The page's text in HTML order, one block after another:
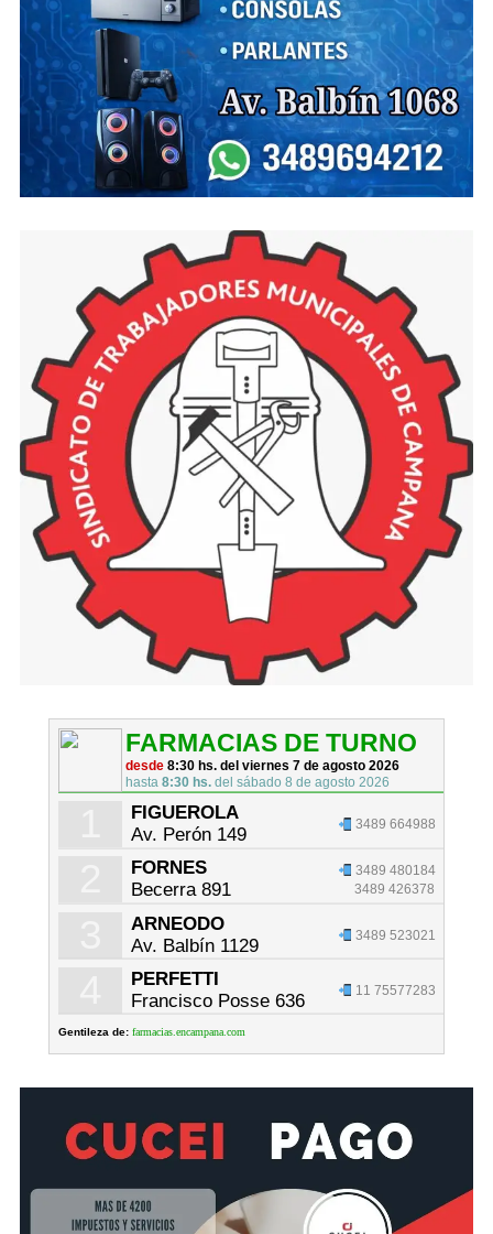
FARMACIAS DE TURNO
desde8:30 hs. del viernes 7 de agosto 2026
hasta8:30 hs. del sábado 8 de agosto 2026
FIGUEROLA
Av. Perón 149
3489 664988
FORNES
Becerra 891
3489 480184
3489 426378
ARNEODO
Av. Balbín 1129
3489 523021
PERFETTI
Francisco Posse 636
11 75577283
Gentileza de: farmacias.encampana.com